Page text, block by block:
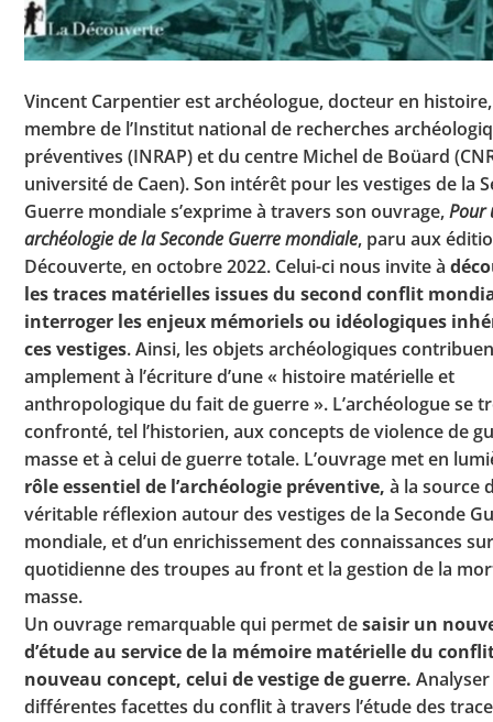
Vincent Carpentier est archéologue, docteur en histoire,
membre de l’Institut national de recherches
préventives (INRAP) et du centre Michel de Boüard
université de Caen). Son intérêt pour les vestiges de la
Guerre mondiale s’exprime à travers son ouvrage,Pour
archéologie de la Seconde Guerre mondiale, paru aux
Découverte, en octobre 2022. Celui-ci nous invite à
les traces matérielles issues du second conflit
interroger les enjeux mémoriels ou idéologiques
ces vestiges. Ainsi, les objets archéologiques
amplement à l’écriture d’une « histoire matérielle et
anthropologique du fait de guerre ». L’archéologue se
confronté, tel l’historien, aux concepts de violence de
masse et à celui de guerre totale. L’ouvrage met en
rôle essentiel de l’archéologie préventive, à la source
véritable réflexion autour des vestiges de la Seconde
mondiale, et d’un enrichissement des connaissances
quotidienne des troupes au front et la gestion de la
masse.
Un ouvrage remarquable qui permet desaisir un
d’étude au service de la mémoire matérielle du
nouveau concept, celui de vestige de guerre.
différentes facettes du conflit à travers l’étude des